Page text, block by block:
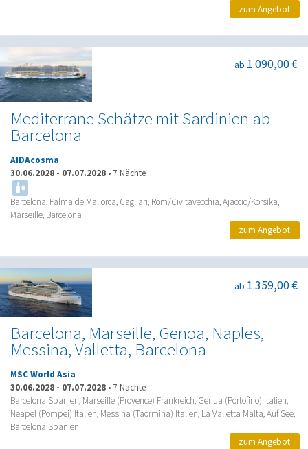
zum Angebot
Mediterrane Schätze mit Sardinien ab
Barcelona
ab 1.090,00 €
AIDAcosma
30.06.2028 - 07.07.2028 • 7 Nächte
Barcelona, Palma de Mallorca, Cagliari, Rom/Civitavecchia, Ajaccio/Korsika,
Marseille, Barcelona
zum Angebot
Barcelona, Marseille, Genoa, Naples,
Messina, Valletta, Barcelona
ab 1.359,00 €
MSC World Asia
30.06.2028 - 07.07.2028 • 7 Nächte
Barcelona Spanien, Marseille (Provence) Frankreich, Genua (Portofino) Italien,
Neapel (Pompei) Italien, Messina (Taormina) Italien, La Valletta Malta, Auf See,
Barcelona Spanien
zum Angebot